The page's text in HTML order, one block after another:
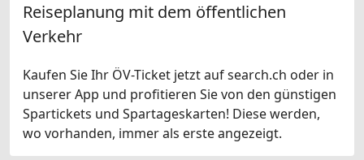
Reiseplanung mit dem öffentlichen
Verkehr
Kaufen Sie Ihr ÖV-Ticket jetzt auf search.ch oder in
unserer App und profitieren Sie von den günstigen
Spartickets und Spartageskarten! Diese werden,
wo vorhanden, immer als erste angezeigt.